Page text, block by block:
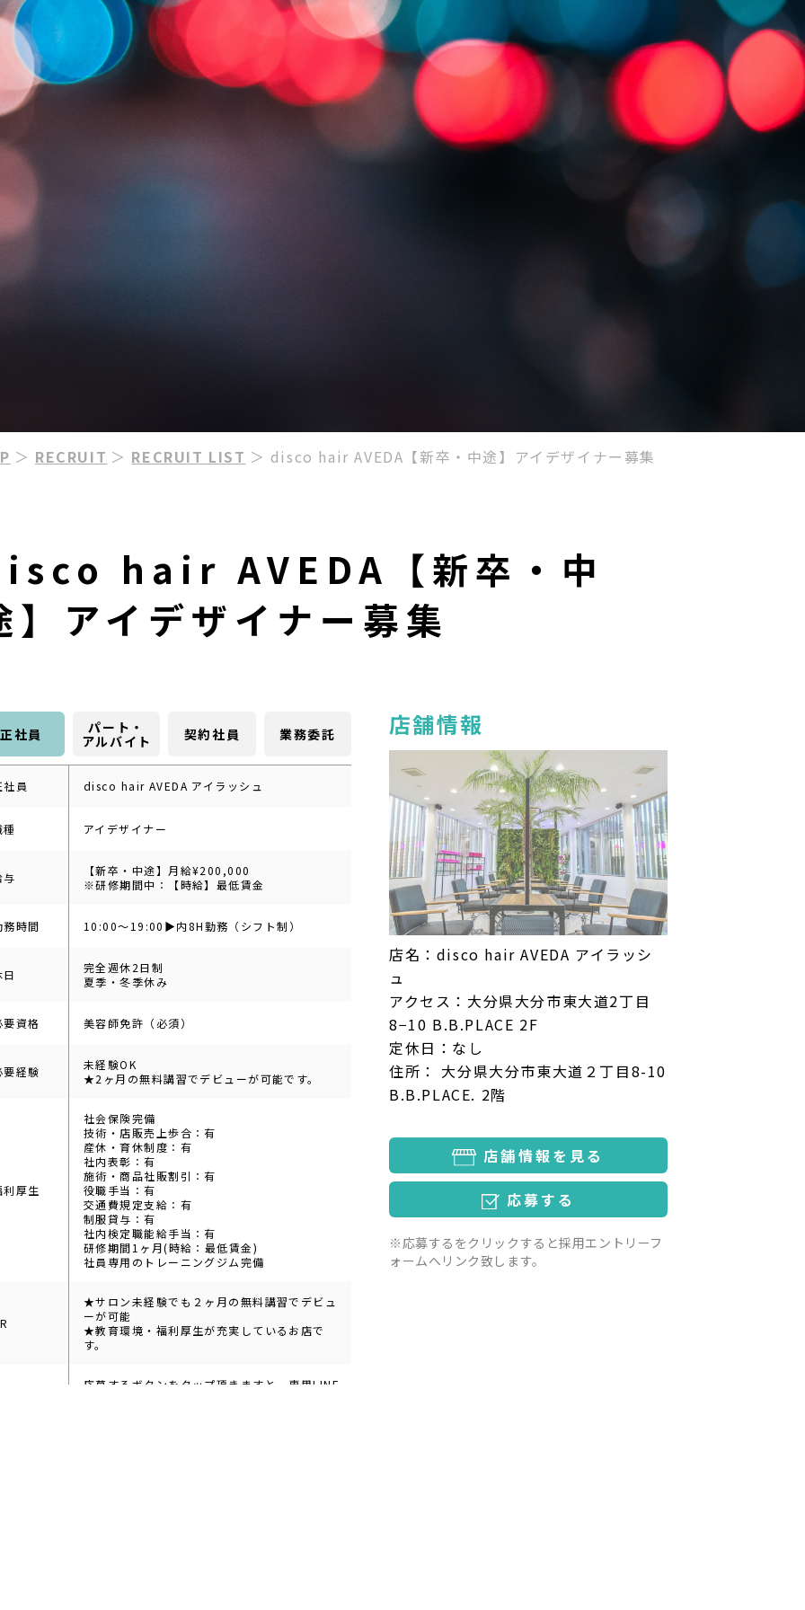
＞ RECRUIT ＞ RECRUIT LIST ＞ disco hair AVEDA【新卒・中途】アイデザイナー募集
hair AVEDA【新卒・中
】アイデザイナー募集
正社員
パート・
アルバイト
契約社員 業務委託
社員 disco hair AVEDA アイラッシュ
種 アイデザイナー
与
【新卒・中途】月給¥200,000
※研修期間中：【時給】最低賃金
務時間 10:00～19:00▶︎内8H勤務（シフト制）
日
完全週休2日制
夏季・冬季休み
要資格 美容師免許（必須）
要経験
未経験OK
★2ヶ月の無料講習でデビューが可能です。
利厚生
社会保険完備
技術・店販売上歩合：有
産休・育休制度：有
社内表彰：有
施術・商品社販割引：有
役職手当：有
交通費規定支給：有
制服貸与：有
社内検定職能給手当：有
研修期間1ヶ月(時給：最低賃金)
社員専用のトレーニングジム完備
★サロン未経験でも２ヶ月の無料講習でデビュ
ーが可能
★教育環境・福利厚生が充実しているお店で
す。
応募するボタンをタップ頂きますと、専用LINE
店舗情報
店名：disco hair AVEDA アイラッシ
ュ
アクセス：大分県大分市東大道2丁目
8−10 B.B.PLACE 2F
定休日：なし
住所： 大分県大分市東大道２丁目8-10
B.B.PLACE. 2階
店舗情報を見る
応募する
※応募するをクリックすると採用エントリーフ
ォームへリンク致します。